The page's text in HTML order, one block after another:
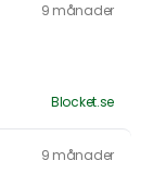
9 månader
Blocket.se
9 månader